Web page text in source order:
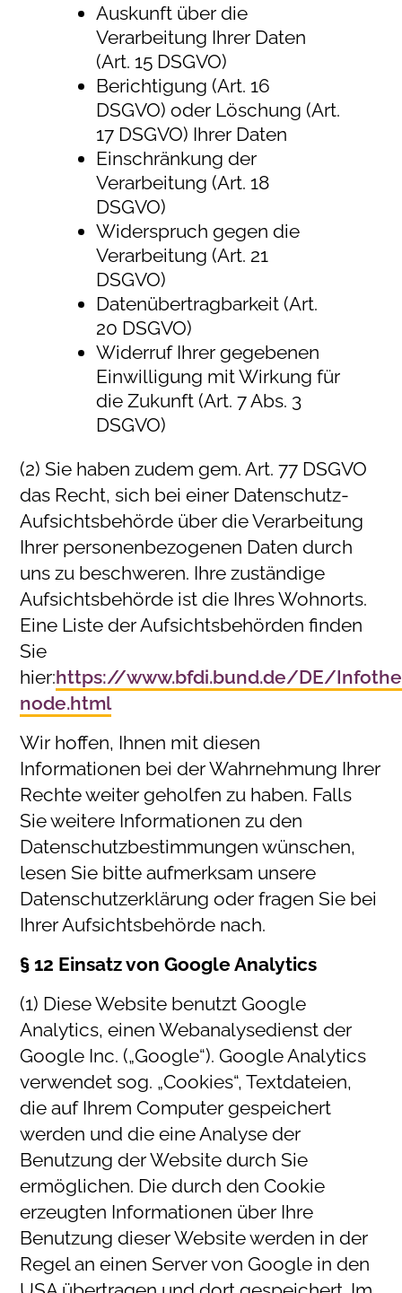
Auskunft über die
Verarbeitung Ihrer Daten
(Art. 15 DSGVO)
Berichtigung (Art. 16
DSGVO) oder Löschung (Art.
17 DSGVO) Ihrer Daten
Einschränkung der
Verarbeitung (Art. 18
DSGVO)
Widerspruch gegen die
Verarbeitung (Art. 21
DSGVO)
Datenübertragbarkeit (Art.
20 DSGVO)
Widerruf Ihrer gegebenen
Einwilligung mit Wirkung für
die Zukunft (Art. 7 Abs. 3
DSGVO)
(2) Sie haben zudem gem. Art. 77 DSGVO
das Recht, sich bei einer Datenschutz-
Aufsichtsbehörde über die Verarbeitung
Ihrer personenbezogenen Daten durch
uns zu beschweren. Ihre zuständige
Aufsichtsbehörde ist die Ihres Wohnorts.
Eine Liste der Aufsichtsbehörden finden
Sie
hier:https://www.bfdi.bund.de/DE/
node.html
Wir hoffen, Ihnen mit diesen
Informationen bei der Wahrnehmung Ihrer
Rechte weiter geholfen zu haben. Falls
Sie weitere Informationen zu den
Datenschutzbestimmungen wünschen,
lesen Sie bitte aufmerksam unsere
Datenschutzerklärung oder fragen Sie bei
Ihrer Aufsichtsbehörde nach.
§ 12 Einsatz von Google Analytics
(1) Diese Website benutzt Google
Analytics, einen Webanalysedienst der
Google Inc. („Google“). Google Analytics
verwendet sog. „Cookies“, Textdateien,
die auf Ihrem Computer gespeichert
werden und die eine Analyse der
Benutzung der Website durch Sie
ermöglichen. Die durch den Cookie
erzeugten Informationen über Ihre
Benutzung dieser Website werden in der
Regel an einen Server von Google in den